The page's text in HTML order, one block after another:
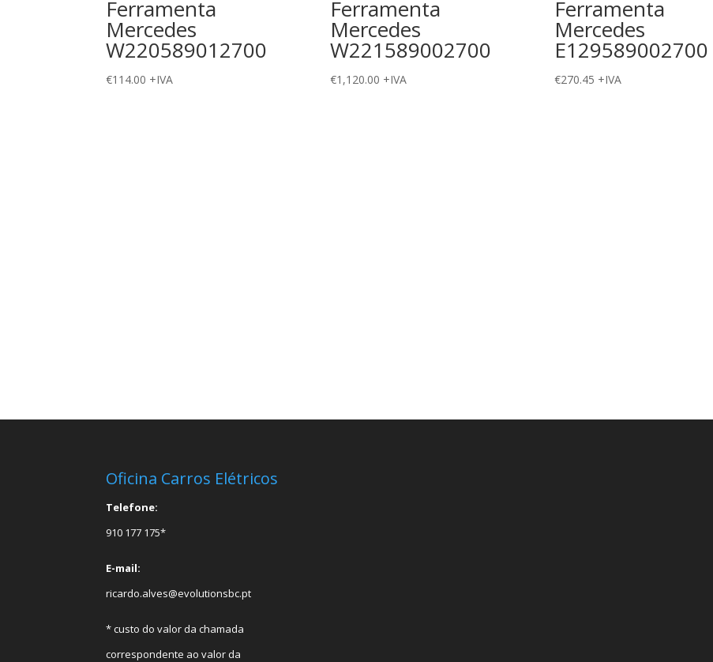
Ferramenta
Mercedes
W220589012700
€114.00 +IVA
Ferramenta
Mercedes
W221589002700
€1,120.00 +IVA
Ferramenta
Mercedes
E129589002700
€270.45 +IVA
Oficina Carros Elétricos
Telefone:
910 177 175*
E-mail:
ricardo.alves@evolutionsbc.pt
* custo do valor da chamada
correspondente ao valor da